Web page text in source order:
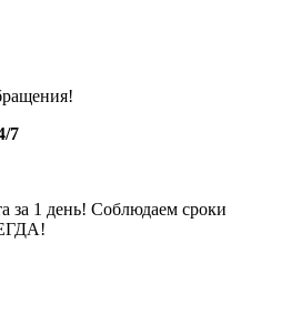
7
за 1 день! Соблюдаем сроки